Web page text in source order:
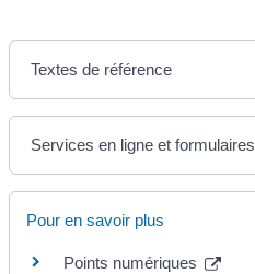
Textes de référence
Services en ligne et formulaires
Pour en savoir plus
Points numériques